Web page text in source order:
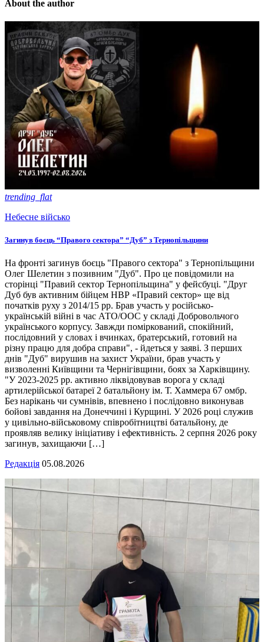
About the author
trending_flat
Небесне військо
Загинув боєць “Правого сектора” “Дуб” з Тернопільщини
На фронті загинув боєць "Правого сектора" з Тернопільщини
Олег Шелетин з позивним "Дуб". Про це повідомили на
сторінці "Правий сектор Тернопільщина" у фейсбуці. "Друг
Дуб був активним бійцем НВР «Правий сектор» ще від
початків руху з 2014/15 рр. Брав участь у російсько-
українській війні в час АТО/ООС у складі Добровольчого
українського корпусу. Завжди поміркований, спокійний,
послідовний у словах і вчинках, братерський, готовий на
різну працю для добра справи", - йдеться у заяві. З перших
днів "Дуб" вирушив на захист України, брав участь у
визволенні Київщини та Чернігівщини, боях за Харківщину.
"У 2023-2025 рр. активно ліквідовував ворога у складі
артилерійської батареї 2 батальйону ім. Т. Хаммера 67 омбр.
Без нарікань чи сумнівів, впевнено і послідовно виконував
бойові завдання на Донеччині і Курщині. У 2026 році служив
у цивільно-військовому співробітництві батальйону, де
проявляв велику ініціативу і ефективність. 2 серпня 2026 року
загинув, захищаючи […]
Редакція 05.08.2026